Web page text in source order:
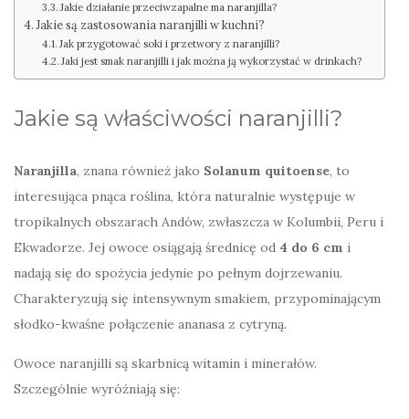
Jakie działanie przeciwzapalne ma naranjilla?
Jakie są zastosowania naranjilli w kuchni?
Jak przygotować soki i przetwory z naranjilli?
Jaki jest smak naranjilli i jak można ją wykorzystać w drinkach?
Jakie są właściwości naranjilli?
Naranjilla, znana również jako Solanum quitoense, to
interesująca pnąca roślina, która naturalnie występuje w
tropikalnych obszarach Andów, zwłaszcza w Kolumbii, Peru i
Ekwadorze. Jej owoce osiągają średnicę od 4 do 6 cm i
nadają się do spożycia jedynie po pełnym dojrzewaniu.
Charakteryzują się intensywnym smakiem, przypominającym
słodko-kwaśne połączenie ananasa z cytryną.
Owoce naranjilli są skarbnicą witamin i minerałów.
Szczególnie wyróżniają się: